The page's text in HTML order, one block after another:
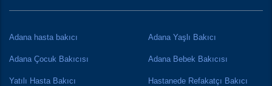
Adana hasta bakıcı Adana Yaşlı Bakıcı
Adana Çocuk Bakıcısı Adana Bebek Bakıcısı
Yatılı Hasta Bakıcı Hastanede Refakatçı Bakıcı